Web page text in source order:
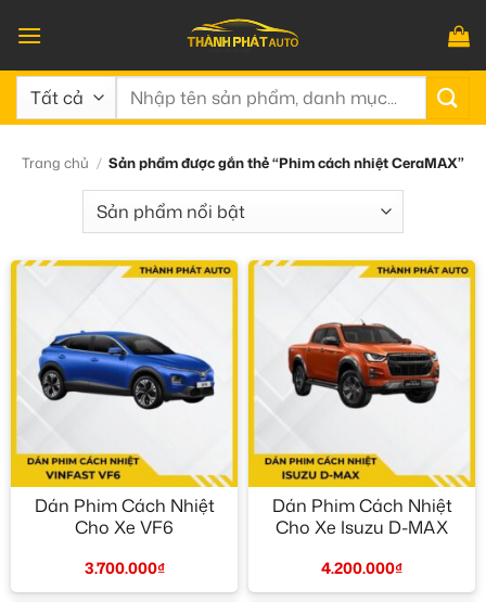
qua
nội
dung
Tìm
Trang chủ / Sản phẩm được gắn thẻ “Phim cách nhiệt CeraMAX”
Dán Phim Cách Nhiệt
Cho Xe VF6
3.700.000₫
Dán Phim Cách Nhiệt
Cho Xe Isuzu D-MAX
4.200.000₫